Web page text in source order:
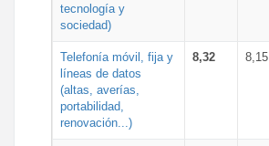
tecnología y
sociedad)
Telefonía móvil, fija y
líneas de datos
(altas, averías,
portabilidad,
renovación...)
8,32 8,15